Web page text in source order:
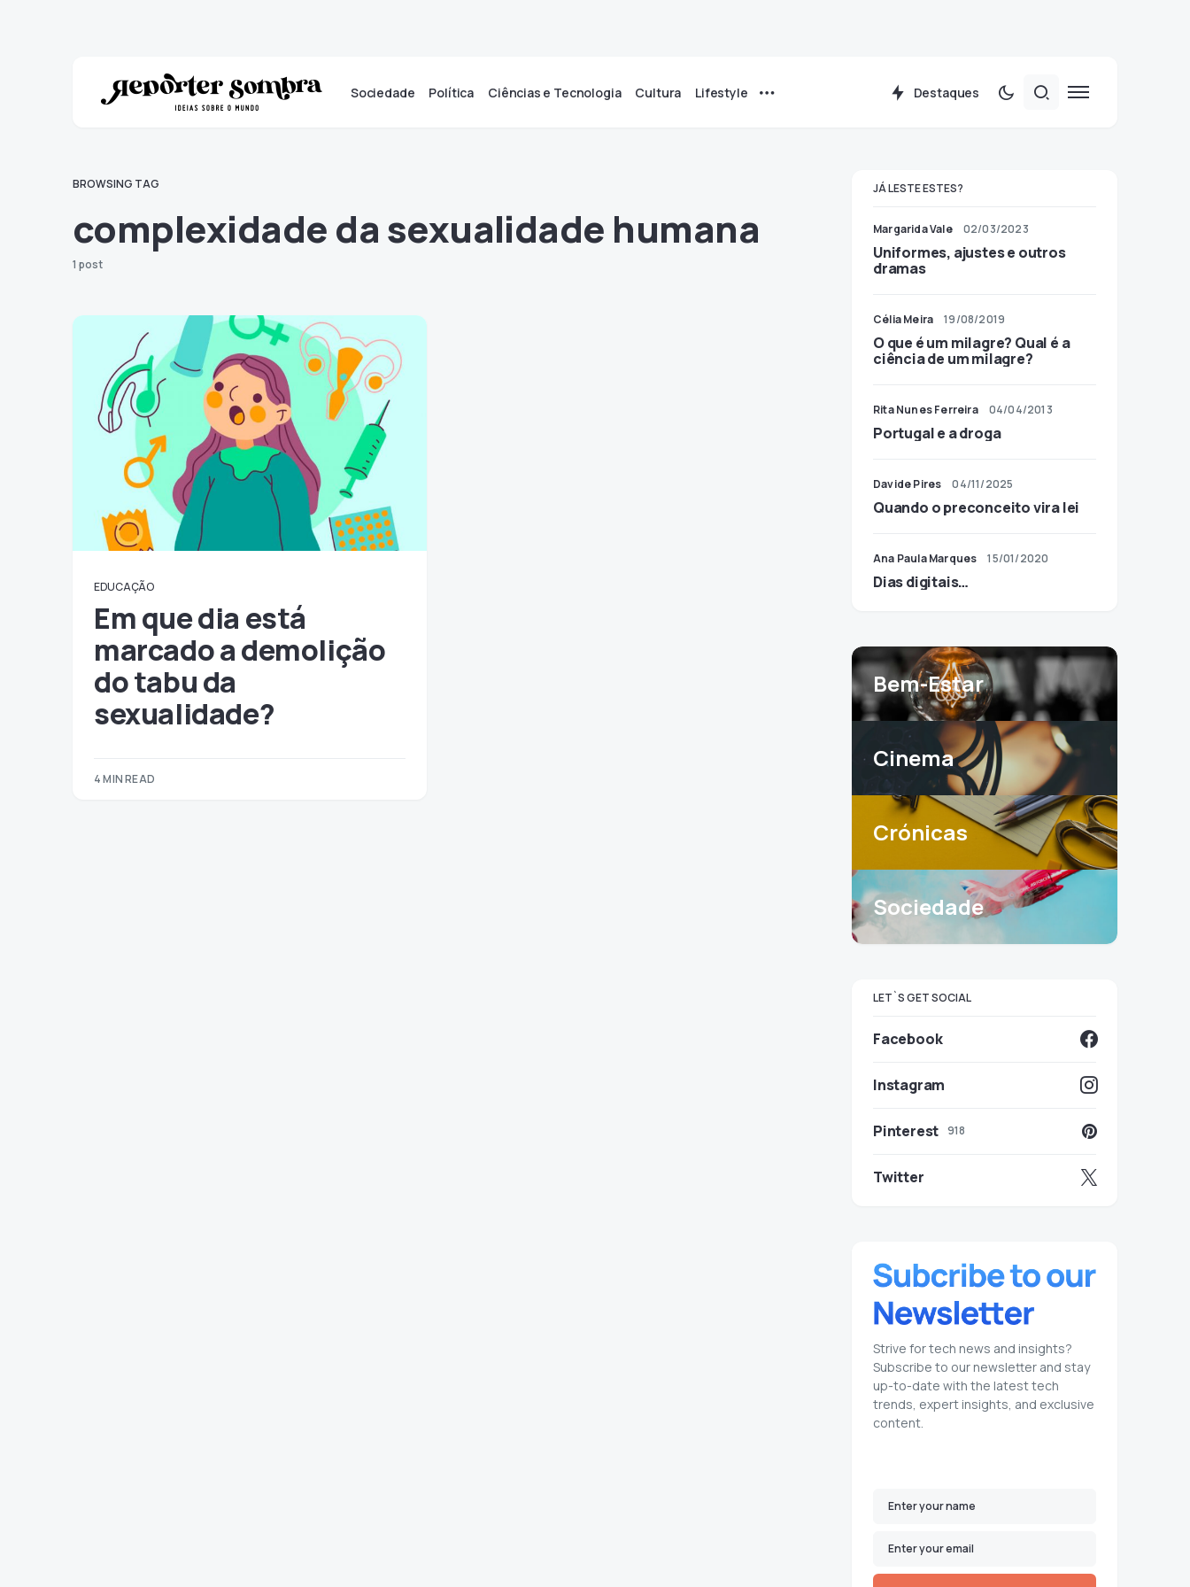
Sociedade Política Ciências e Tecnologia Cultura Lifestyle Destaques
BROWSING TAG
complexidade da sexualidade humana
1 post
EDUCAÇÃO
Em que dia está
marcado a demolição
do tabu da
sexualidade?
4 MIN READ
JÁ LESTE ESTES?
Margarida Vale 02/03/2023
Uniformes, ajustes e outros
dramas
Célia Meira 19/08/2019
O que é um milagre? Qual é a
ciência de um milagre?
Rita Nunes Ferreira 04/04/2013
Portugal e a droga
Davide Pires 04/11/2025
Quando o preconceito vira lei
Ana Paula Marques 15/01/2020
Dias digitais…
Bem-Estar
Cinema
Crónicas
Sociedade
LET`S GET SOCIAL
Facebook
Instagram
Pinterest 918
Twitter
Strive for tech news and insights?
Subscribe to our newsletter and stay
up-to-date with the latest tech
trends, expert insights, and exclusive
content.